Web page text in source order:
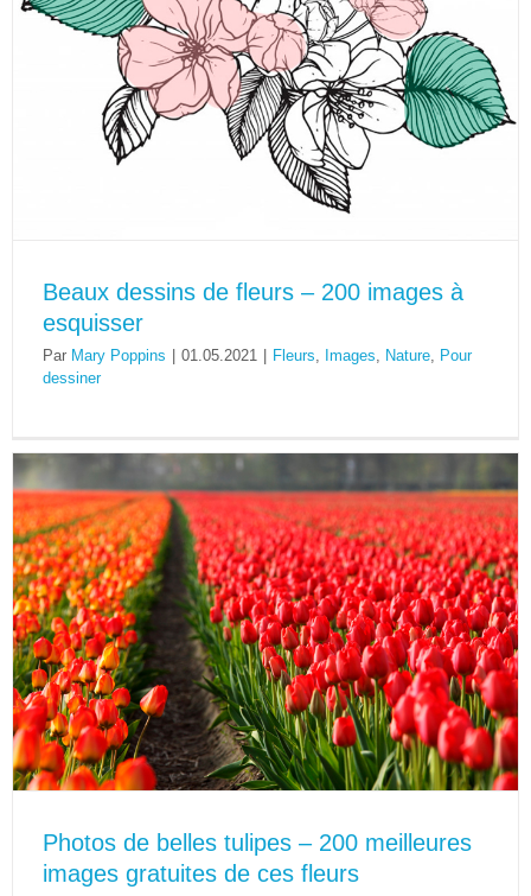
Beaux dessins de fleurs – 200 images à
esquisser
Par Mary Poppins | 01.05.2021 | Fleurs Images Nature Pour
dessiner
Photos de belles tulipes – 200 meilleures
images gratuites de ces fleurs